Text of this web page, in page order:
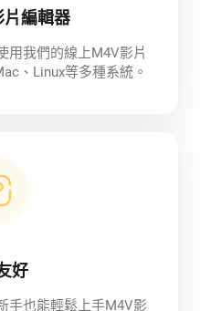
編輯器
用我們的線上M4V影片
、Linux等多種系統。
好
手也能輕鬆上手M4V影